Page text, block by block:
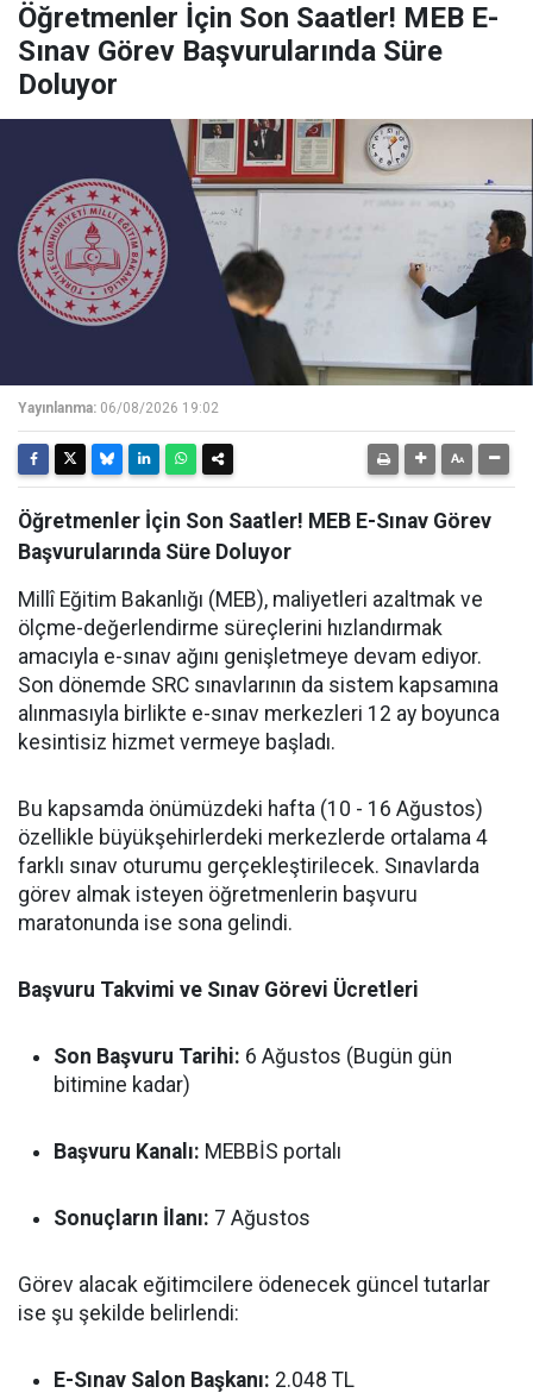
Öğretmenler İçin Son Saatler! MEB E-
Sınav Görev Başvurularında Süre
Doluyor
Yayınlanma: 06/08/2026 19:02
Öğretmenler İçin Son Saatler! MEB E-Sınav Görev
Başvurularında Süre Doluyor
Millî Eğitim Bakanlığı (MEB), maliyetleri azaltmak ve
ölçme-değerlendirme süreçlerini hızlandırmak
amacıyla e-sınav ağını genişletmeye devam ediyor.
Son dönemde SRC sınavlarının da sistem kapsamına
alınmasıyla birlikte e-sınav merkezleri 12 ay boyunca
kesintisiz hizmet vermeye başladı.
Bu kapsamda önümüzdeki hafta (10 - 16 Ağustos)
özellikle büyükşehirlerdeki merkezlerde ortalama 4
farklı sınav oturumu gerçekleştirilecek. Sınavlarda
görev almak isteyen öğretmenlerin başvuru
maratonunda ise sona gelindi.
Başvuru Takvimi ve Sınav Görevi Ücretleri
Son Başvuru Tarihi: 6 Ağustos (Bugün gün
bitimine kadar)
Başvuru Kanalı: MEBBİS portalı
Sonuçların İlanı: 7 Ağustos
Görev alacak eğitimcilere ödenecek güncel tutarlar
ise şu şekilde belirlendi:
E-Sınav Salon Başkanı: 2.048 TL